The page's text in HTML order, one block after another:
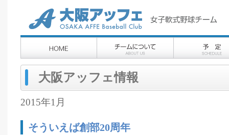
大阪アッフェ情報
2015年1月
そういえば創部20周年